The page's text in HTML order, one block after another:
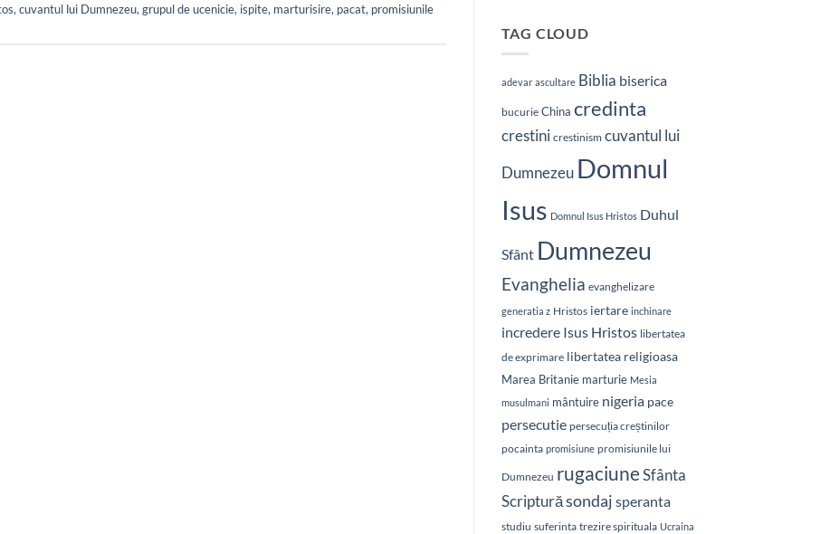
, cuvantul lui Dumnezeu, grupul de ucenicie, ispite, marturisire, pacat, promisiunile
L
pe
avea
loc
în
orașului
TAG CLOUD
adevar ascultare Biblia biserica
bucurie China credinta
crestini crestinism cuvantul lui
Dumnezeu Domnul
Isus Domnul Isus Hristos Duhul
Sfânt Dumnezeu
Evanghelia evanghelizare
generatia z Hristos iertare inchinare
incredere Isus Hristos libertatea
de exprimare libertatea religioasa
Marea Britanie marturie Mesia
musulmani mântuire nigeria pace
persecutie persecuția creștinilor
pocainta promisiune promisiunile lui
Dumnezeu rugaciuneSfânta
Scripturăsondaj speranta
studiu suferinta trezire spirituala Ucraina